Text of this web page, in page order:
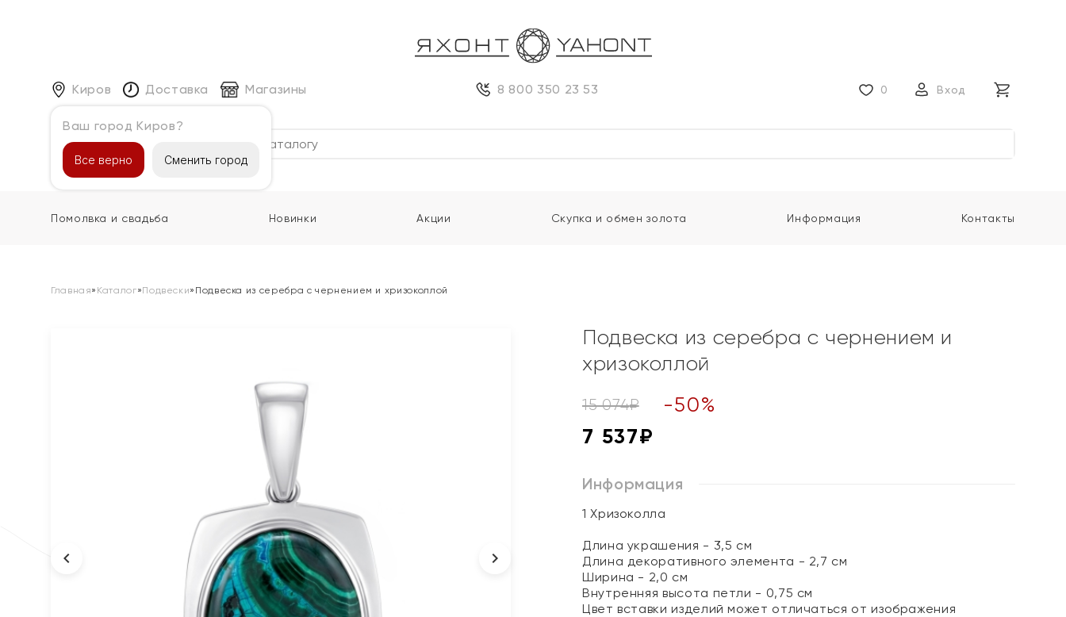
Киров
Ваш город Киров?
Все верно Сменить город
Доставка Магазины 8 800 350 23 53 0 Вход
Каталог
Помолвка и свадьба Новинки Акции Скупка и обмен золота Информация Контакты
Главная» Каталог»Подвески» Подвеска из серебра с чернением и хризоколлой
Подвеска из серебра с чернением и
хризоколлой
15 074₽ -50%
7 537₽
Информация
1 Хризоколла
Длина украшения - 3,5 см
Длина декоративного элемента - 2,7 см
Ширина - 2,0 см
Внутренняя высота петли - 0,75 см
Цвет вставки изделий может отличаться от изображения